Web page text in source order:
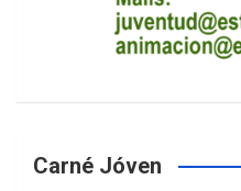
Carné Jóven